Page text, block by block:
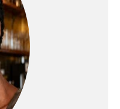
aux verres en
cristal qui
contiennent au
moins 20 % de
plomb, la verrerie
Chouggo est
fabriquée à partir
de verre cristal
ultra transparent